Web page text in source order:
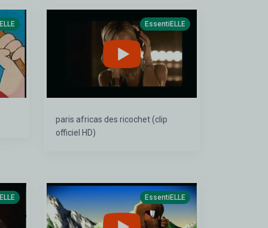
EssentiELLE
paris africas des ricochet (clip
officiel HD)
EssentiELLE